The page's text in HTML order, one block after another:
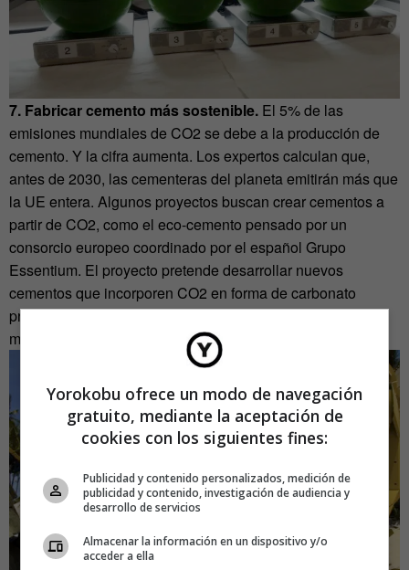
7. Fabricar cemento más sostenible. El 5% de las
emisiones mundiales de CO2 se debe a la producción de
cemento. Y la cifra aumenta. Los expertos calculan que,
antes de 2030, las cementeras del planeta emitirán más que
la UE entera. Algunos proyectos buscan crear cementos a
partir de CO2, como el eco-cemento pensado por un
consorcio europeo coordinado por el español Grupo
Essentium. El proyecto pretende desarrollar nuevos
cementos que incorporen CO2 en forma de carbonato
precipitado por la acción de bacterias. El carbonato es una
materia prima clásica del cemento.
Yorokobu ofrece un modo de navegación
gratuito, mediante la aceptación de
cookies con los siguientes fines:
Publicidad y contenido personalizados, medición de
publicidad y contenido, investigación de audiencia y
desarrollo de servicios
Almacenar la información en un dispositivo y/o
acceder a ella